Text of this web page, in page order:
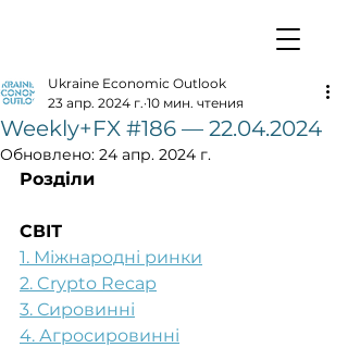
Weekly+FX #186 — 22.04.2024
Ukraine Economic Outlook
23 апр. 2024 г. 10 мин. чтения
Обновлено: 24 апр. 2024 г.
Розділи
СВІТ
1. Міжнародні ринки
2. Crypto Recap
3. Сировинні
4. Агросировинні